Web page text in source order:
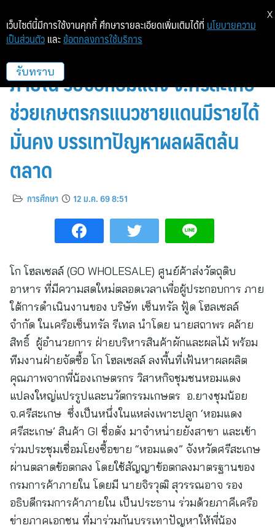
โก โฮลเซลล์ จับมือกรมการค้า
ภายใน รับซื้อหอมแดง จ.ศรีสะเกษ
ช่วยเกษตรกรแนวชายแดนมีรายได้
มั่นคง บรรเทาปัญหาผลผลิตล้น
ตลาด
การศึกษา 12 ม.ค. 69 8:51
โก โฮลเซลล์ (GO WHOLESALE) ศูนย์ค้าส่งวัตถุดิบ
อาหาร ที่มีความสดใหม่ตลอดเวลาเพื่อผู้ประกอบการ ภาย
ใต้การดำเนินงานของ บริษัท เซ็นทรัล ฟู้ด โฮลเซลล์
จำกัด ในเครือเซ็นทรัล รีเทล นำโดย นายสถาพร คล้าย
สิทธิ์ ผู้อำนวยการ ฝ่ายบริหารสินค้าผักและผลไม้ พร้อม
ทีมงานฝ่ายจัดซื้อ โก โฮลเซลล์ ลงพื้นที่เฟ้นหาผลผลิต
คุณภาพจากพี่น้องเกษตรกร วิสาหกิจชุมชนหอมแดง
แปลงใหญ่แปรรูปและนวัตกรรมเกษตร อ.ยางชุมน้อย
จ.ศรีสะเกษ ซึ่งเป็นหนึ่งในแหล่งเพาะปลูก ‘หอมแดง
ศรีสะเกษ’ สินค้า GI ชื่อดัง มาจำหน่ายยังสาขา และเข้า
ร่วมประชุมเชื่อมโยงซื้อขาย “หอมแดง” จังหวัดศรีสะเกษ
ผ่านตลาดข้อตกลง โดยใช้สัญญาข้อตกลงมาตรฐานของ
กรมการค้าภายใน โดยมี นายจิรวุฒิ สุวรรณอาจ รอง
อธิบดีกรมการค้าภายใน เป็นประธาน ร่วมด้วยภาคีเครือ
ข่ายภาคเอกชน ที่มาร่วมกันบรรเทาปัญหาให้พี่น้อง
เว็บไซต์นี้มีการใช้งานคุกกี้ ศึกษารายละเอียดเพิ่มเติมได้ที่ นโยบายความ
เป็นส่วนตัว และ ข้อตกลงการใช้บริการ
รับทราบ
X